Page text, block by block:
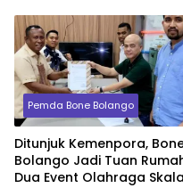
Pemda Bone Bolango
Ditunjuk Kemenpora,
Bolango Jadi Tuan
Dua Event Olahraga Skala